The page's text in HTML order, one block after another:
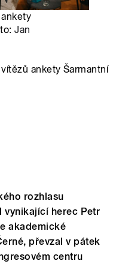
Jan
ankety Šarmantní
rozhlasu
vynikající herec Petr
akademické
převzal v pátek
centru